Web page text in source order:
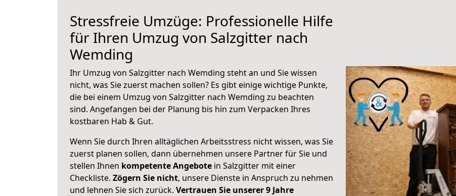
Stressfreie Umzüge: Professionelle Hilfe
für Ihren Umzug von Salzgitter nach
Wemding
Ihr Umzug von Salzgitter nach Wemding steht an und Sie wissen
nicht, was Sie zuerst machen sollen? Es gibt einige wichtige Punkte,
die bei einem Umzug von Salzgitter nach Wemding zu beachten
sind. Angefangen bei der Planung bis hin zum Verpacken Ihres
kostbaren Hab & Gut.
Wenn Sie durch Ihren alltäglichen Arbeitsstress nicht wissen, was Sie
zuerst planen sollen, dann übernehmen unsere Partner für Sie und
stellen Ihnen kompetente Angebote in Salzgitter mit einer
Checkliste. Zögern Sie nicht, unsere Dienste in Anspruch zu nehmen
und lehnen Sie sich zurück. Vertrauen Sie unserer 9 Jahre